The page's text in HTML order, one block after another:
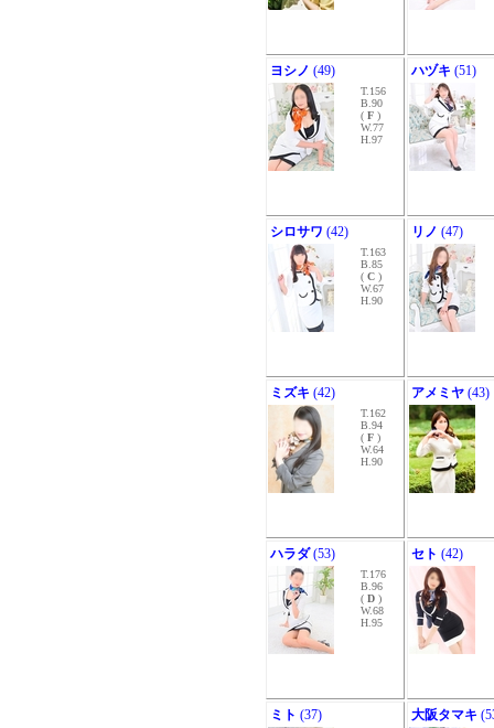
ヨシノ (49)
T.156
B.90
( F )
W.77
H.97
ハヅキ (51)
シロサワ (42)
T.163
B.85
( C )
W.67
H.90
リノ (47)
ミズキ (42)
T.162
B.94
( F )
W.64
H.90
アメミヤ (43)
ハラダ(53)
T.176
B.96
( D )
W.68
H.95
セト (42)
ミト (37) 大阪タマキ